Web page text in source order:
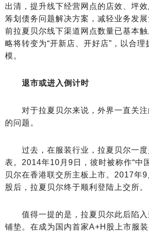
出清，提升线下经营网点的店效、坪
筹划债务问题解决方案，减轻业务发
前拉夏贝尔线下渠道网点数量已基本
略将转变为“开新店、开好店”，以合理
模。
退市或进入倒计时
对于拉夏贝尔来说，外界一直关注
的问题。
过去，在服装行业，拉夏贝尔一度
表。2014年10月9日，彼时被称作“中
贝尔在香港联交所主板上市。2017年
股后，拉夏贝尔终于顺利登陆上交所。
值得一提的是，拉夏贝尔此后陷入
铺垫。在成为国内首家A+H股上市服